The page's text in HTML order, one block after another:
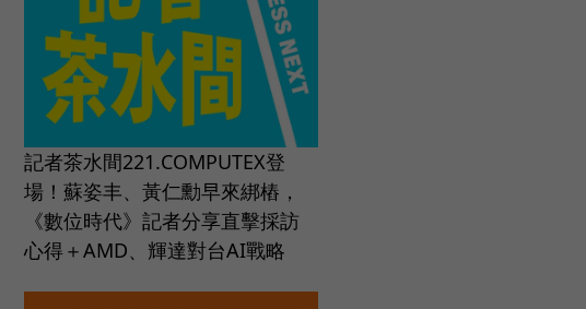
記者茶水間221.COMPUTEX登
場！蘇姿丰、黃仁勳早來綁樁，
《數位時代》記者分享直擊採訪
心得＋AMD、輝達對台AI戰略